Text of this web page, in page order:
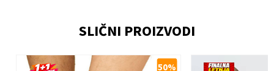
SLIČNI PROIZVODI
50%